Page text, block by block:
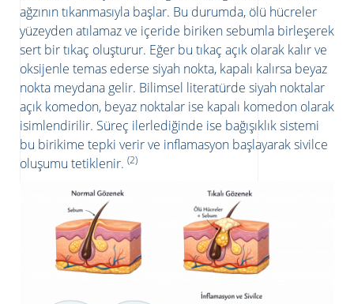
ağzının tıkanmasıyla başlar. Bu durumda, ölü hücreler
yüzeyden atılamaz ve içeride biriken sebumla birleşerek
sert bir tıkaç oluşturur. Eğer bu tıkaç açık olarak kalır ve
oksijenle temas ederse siyah nokta, kapalı kalırsa beyaz
nokta meydana gelir. Bilimsel literatürde siyah noktalar
açık komedon, beyaz noktalar ise kapalı komedon olarak
isimlendirilir. Süreç ilerlediğinde ise bağışıklık sistemi
bu birikime tepki verir ve inflamasyon başlayarak sivilce
oluşumu tetiklenir. (2)